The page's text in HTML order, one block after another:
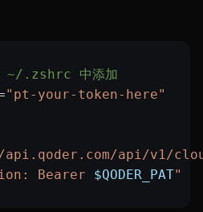
.zshrc 中添加
"pt-your-token-here"
api/v1/
Bearer $QODER_PAT"